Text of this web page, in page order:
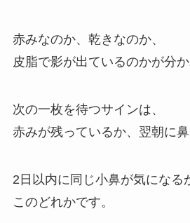
赤みなのか、乾きなのか、
皮脂で影が出ているのかが分か
次の一枚を待つサインは、
赤みが残っているか、翌朝に鼻
2日以内に同じ小鼻が気になる
このどれかです。